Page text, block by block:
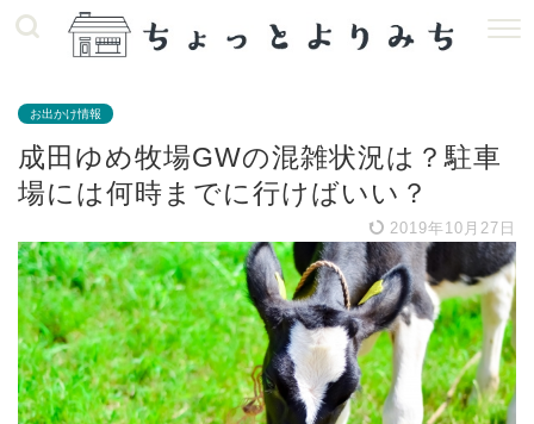
お出かけ情報
成田ゆめ牧場GWの混雑状況は？駐車
場には何時までに行けばいい？
2019年10月27日